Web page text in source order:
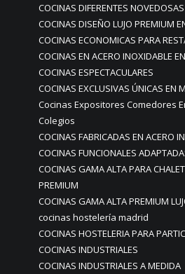
COCINAS DIFERENTES NOVEDOSAS
COCINAS DISEÑO LUJO PREMIUM
COCINAS ECONOMICAS PARA
COCINAS EN ACERO INOXIDABLE
COCINAS ESPECTACULARES
COCINAS EXCLUSIVAS ÚNICAS EN
Cocinas Expositores Comedores
Colegios
COCINAS FABRICADAS EN ACERO
COCINAS FUNCIONALES
COCINAS GAMA ALTA PARA
PREMIUM
COCINAS GAMA ALTA PREMIUM
cocinas hostelería madrid
COCINAS HOSTELERIA PARA
COCINAS INDUSTRIALES
COCINAS INDUSTRIALES A MEDIDA